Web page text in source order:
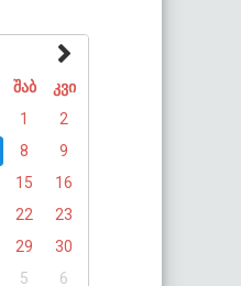
შაბ
კვი
1
2
8
9
15
16
22
23
29
30
5 6